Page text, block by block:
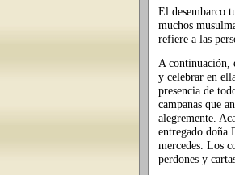
El desembarco
muchos
refiere a las
A continuación,
y celebrar en
presencia de
campanas que
alegremente.
entregado doña
mercedes. Los
perdones y